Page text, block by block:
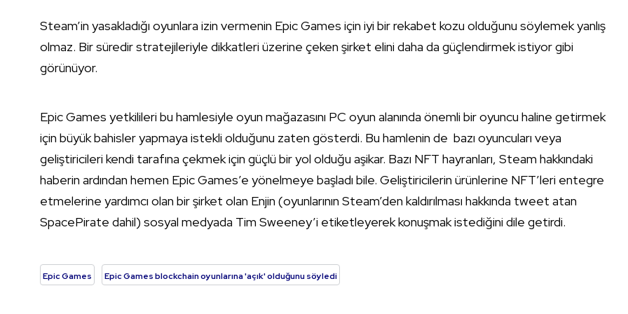
Steam’in yasakladığı oyunlara izin vermenin Epic Games için iyi bir rekabet kozu olduğunu söylemek yanlış
olmaz. Bir süredir stratejileriyle dikkatleri üzerine çeken şirket elini daha da güçlendirmek istiyor gibi
görünüyor.
Epic Games yetkilileri bu hamlesiyle oyun mağazasını PC oyun alanında önemli bir oyuncu haline getirmek
için büyük bahisler yapmaya istekli olduğunu zaten gösterdi. Bu hamlenin de bazı oyuncuları veya
geliştiricileri kendi tarafına çekmek için güçlü bir yol olduğu aşikar. Bazı NFT hayranları, Steam hakkındaki
haberin ardından hemen Epic Games’e yönelmeye başladı bile. Geliştiricilerin ürünlerine NFT’leri entegre
etmelerine yardımcı olan bir şirket olan Enjin (oyunlarının Steam’den kaldırılması hakkında tweet atan
SpacePirate dahil) sosyal medyada Tim Sweeney’i etiketleyerek konuşmak istediğini dile getirdi.
Epic Games Epic Games blockchain oyunlarına 'açık' olduğunu söyledi